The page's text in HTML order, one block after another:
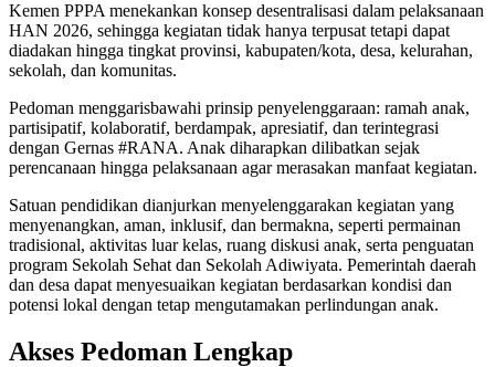
Kemen PPPA menekankan konsep desentralisasi dalam pelaksanaan
HAN 2026, sehingga kegiatan tidak hanya terpusat tetapi dapat
diadakan hingga tingkat provinsi, kabupaten/kota, desa, kelurahan,
sekolah, dan komunitas.
Pedoman menggarisbawahi prinsip penyelenggaraan: ramah anak,
partisipatif, kolaboratif, berdampak, apresiatif, dan terintegrasi
dengan Gernas #RANA. Anak diharapkan dilibatkan sejak
perencanaan hingga pelaksanaan agar merasakan manfaat kegiatan.
Satuan pendidikan dianjurkan menyelenggarakan kegiatan yang
menyenangkan, aman, inklusif, dan bermakna, seperti permainan
tradisional, aktivitas luar kelas, ruang diskusi anak, serta penguatan
program Sekolah Sehat dan Sekolah Adiwiyata. Pemerintah daerah
dan desa dapat menyesuaikan kegiatan berdasarkan kondisi dan
potensi lokal dengan tetap mengutamakan perlindungan anak.
Akses Pedoman Lengkap